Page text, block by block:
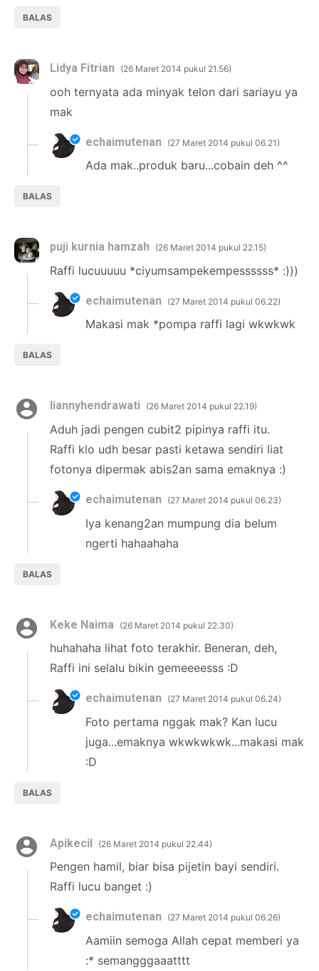
BALAS
Lidya Fitrian 26 Maret 2014 pukul 21.56
ooh ternyata ada minyak telon dari sariayu ya
mak
BALAS
echaimutenan 27 Maret 2014 pukul 06.21
Ada mak..produk baru...cobain deh ^^
puji kurnia hamzah 26 Maret 2014 pukul 22.15
Raffi lucuuuuu *ciyumsampekempessssss* :)))
BALAS
echaimutenan 27 Maret 2014 pukul 06.22
Makasi mak *pompa raffi lagi wkwkwk
liannyhendrawati 26 Maret 2014 pukul 22.19
Aduh jadi pengen cubit2 pipinya raffi itu.
Raffi klo udh besar pasti ketawa sendiri liat
fotonya dipermak abis2an sama emaknya :)
BALAS
echaimutenan 27 Maret 2014 pukul 06.23
Iya kenang2an mumpung dia belum
ngerti hahaahaha
Keke Naima 26 Maret 2014 pukul 22.30
huhahaha lihat foto terakhir. Beneran, deh,
Raffi ini selalu bikin gemeeeesss :D
BALAS
echaimutenan 27 Maret 2014 pukul 06.24
Foto pertama nggak mak? Kan lucu
juga...emaknya wkwkwkwk...makasi mak
:D
Apikecil 26 Maret 2014 pukul 22.44
Pengen hamil, biar bisa pijetin bayi sendiri.
Raffi lucu banget :)
echaimutenan 27 Maret 2014 pukul 06.26
Aamiin semoga Allah cepat memberi ya
:* semangggaaatttt